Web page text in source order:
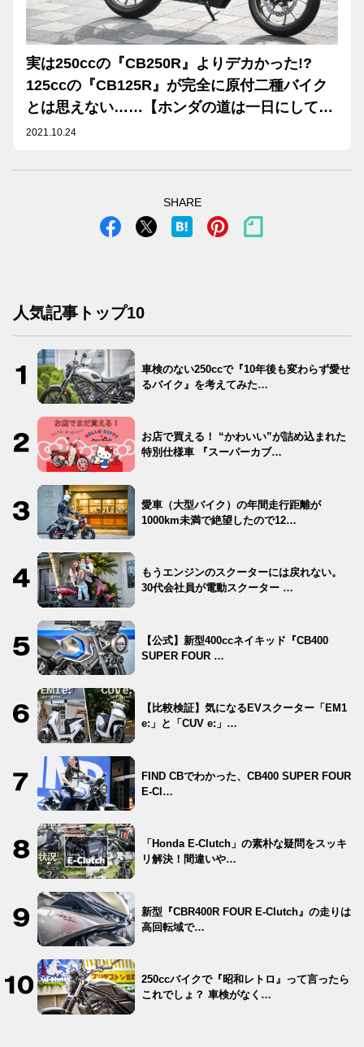
実は250ccの『CB250R』よりデカかった!?
125ccの『CB125R』が完全に原付二種バイク
とは思えない……【ホンダの道は一日にして成
らず 第19回／Honda CB125R 前編】
2021.10.24
SHARE
人気記事トップ10
車検のない250ccで『10年後も変わらず愛せ
るバイク』を考えてみた…
お店で買える！ “かわいい”が詰め込まれた
特別仕様車 『スーパーカブ…
愛車（大型バイク）の年間走行距離が
1000km未満で絶望したので12…
もうエンジンのスクーターには戻れない。
30代会社員が電動スクーター …
【公式】新型400ccネイキッド『CB400
SUPER FOUR …
【比較検証】気になるEVスクーター「EM1
e:」と「CUV e:」…
FIND CBでわかった、CB400 SUPER FOUR
E-Cl…
「Honda E-Clutch」の素朴な疑問をスッキ
リ解決！間違いや…
新型『CBR400R FOUR E-Clutch』の走りは
高回転域で…
250ccバイクで『昭和レトロ』って言ったら
これでしょ？ 車検がなく…